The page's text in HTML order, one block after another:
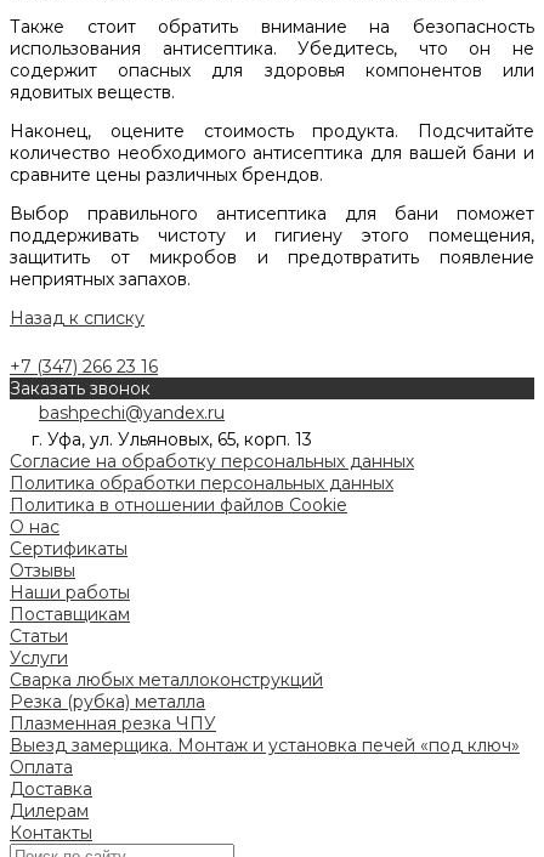
Также стоит обратить внимание на безопасность
использования антисептика. Убедитесь, что он не
содержит опасных для здоровья компонентов или
ядовитых веществ.
Наконец, оцените стоимость продукта. Подсчитайте
количество необходимого антисептика для вашей бани и
сравните цены различных брендов.
Выбор правильного антисептика для бани поможет
поддерживать чистоту и гигиену этого помещения,
защитить от микробов и предотвратить появление
неприятных запахов.
Назад к списку
+7 (347) 266 23 16
Заказать звонок
bashpechi@yandex.ru
г. Уфа, ул. Ульяновых, 65, корп. 13
Согласие на обработку персональных данных
Политика обработки персональных данных
Политика в отношении файлов Cookie
О нас
Сертификаты
Отзывы
Наши работы
Поставщикам
Статьи
Услуги
Сварка любых металлоконструкций
Резка (рубка) металла
Плазменная резка ЧПУ
Выезд замерщика. Монтаж и установка печей «под ключ»
Оплата
Доставка
Дилерам
Контакты